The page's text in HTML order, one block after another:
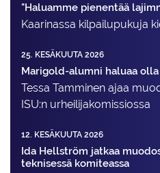
"Haluamme pienentää
Kaarinassa kilpailupukuja
25. KESÄKUUTA 2026
Marigold-alumni haluaa
Tessa Tamminen ajaa
ISU:n urheilija­komissiossa
12. KESÄKUUTA 2026
Ida Hellström jatkaa
teknisessä komiteassa